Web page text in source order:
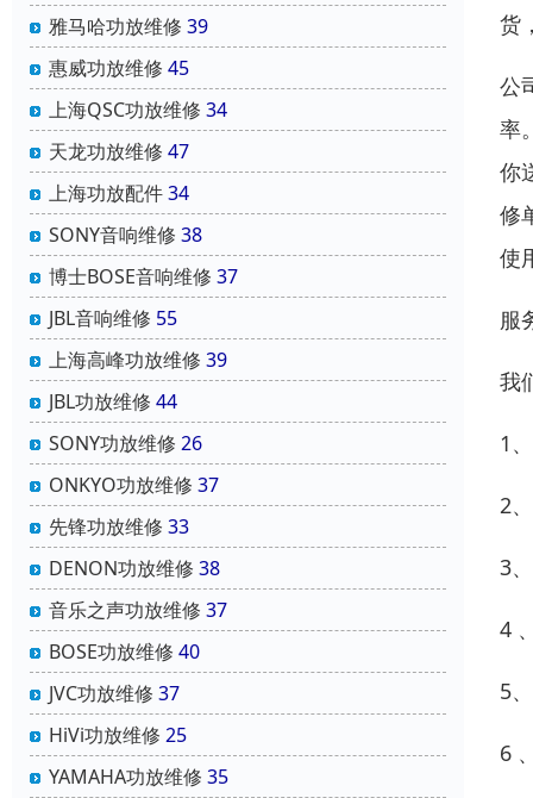
雅马哈功放维修 39
惠威功放维修 45
上海QSC功放维修 34
天龙功放维修 47
上海功放配件34
SONY音响维修 38
博士BOSE音响维修 37
JBL音响维修 55
上海高峰功放维修 39
JBL功放维修 44
SONY功放维修 26
ONKYO功放维修 37
先锋功放维修 33
DENON功放维修 38
音乐之声功放维修 37
BOSE功放维修 40
JVC功放维修 37
HiVi功放维修 25
YAMAHA功放维修 35
货
公
率
你
修
使
服
我
1
2
3
4
5
6